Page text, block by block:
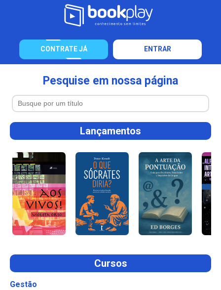
CONTRATE JÁ ENTRAR
Pesquise em nossa página
Lançamentos
Cursos
Gestão